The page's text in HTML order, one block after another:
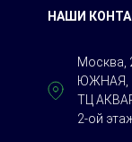
НАШИ
Москва,
ЮЖНАЯ,
ТЦ
2-ой